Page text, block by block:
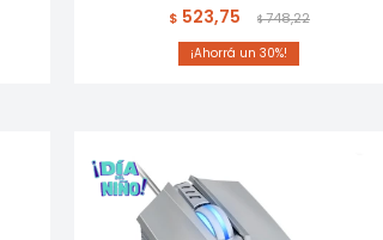
$ 523,75 $748,22
30